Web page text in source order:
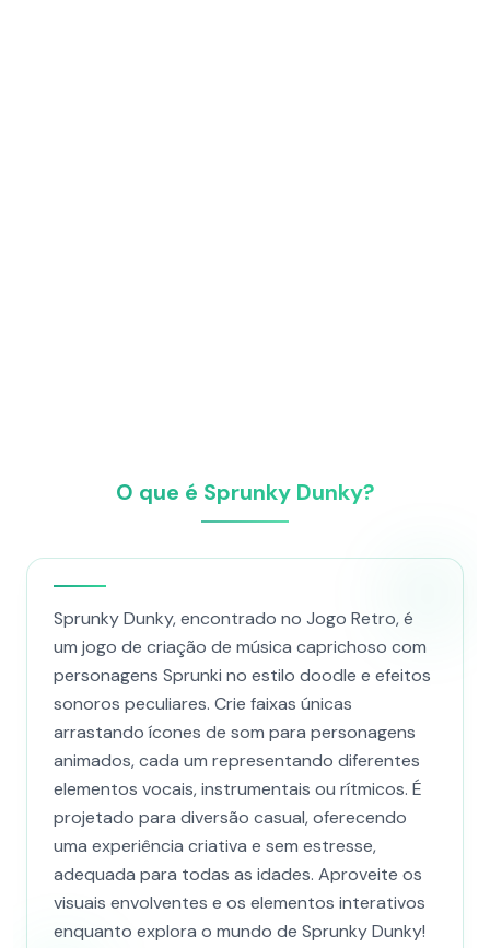
O que é Sprunky Dunky?
Sprunky Dunky, encontrado no Jogo Retro, é
um jogo de criação de música caprichoso com
personagens Sprunki no estilo doodle e efeitos
sonoros peculiares. Crie faixas únicas
arrastando ícones de som para personagens
animados, cada um representando diferentes
elementos vocais, instrumentais ou rítmicos. É
projetado para diversão casual, oferecendo
uma experiência criativa e sem estresse,
adequada para todas as idades. Aproveite os
visuais envolventes e os elementos interativos
enquanto explora o mundo de Sprunky Dunky!